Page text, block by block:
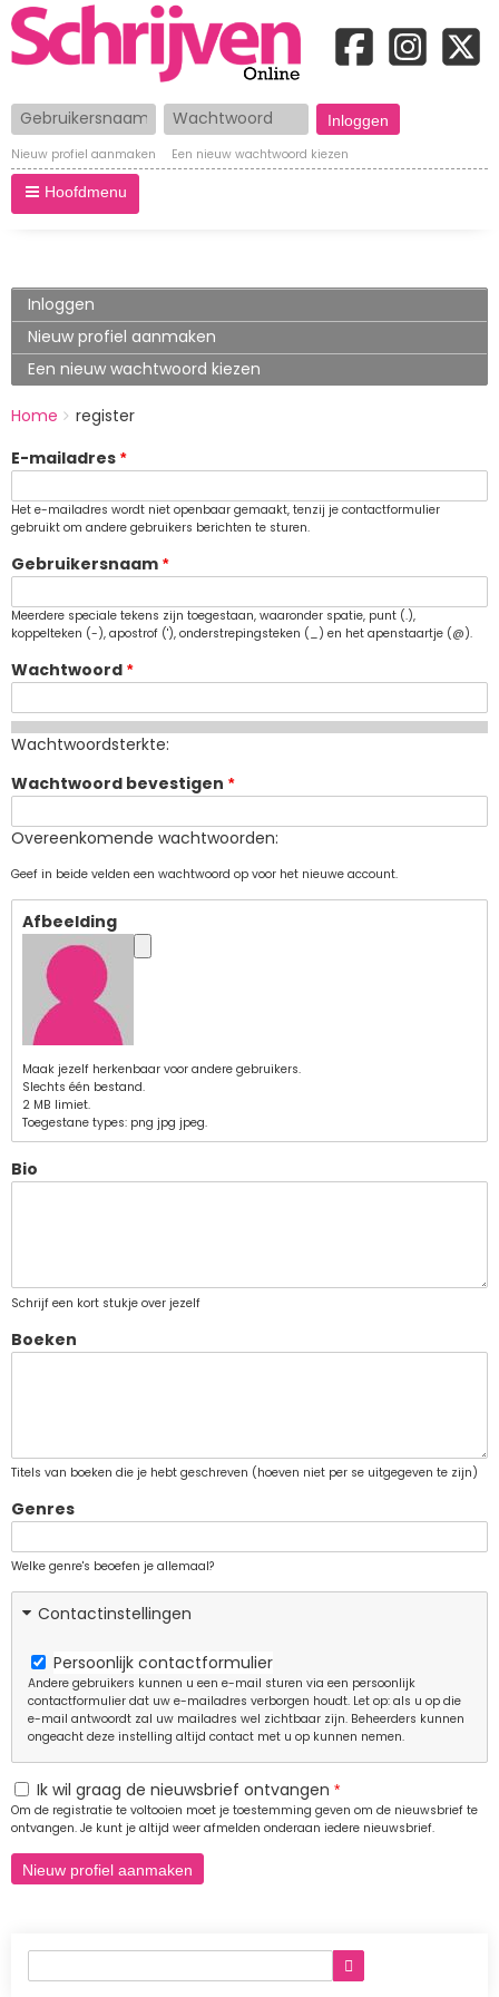
Gebruikersnaam Wachtwoord
Nieuw profiel aanmaken Een nieuw wachtwoord kiezen
Hoofdmenu
Primary
tabs
Inloggen
Nieuw profiel aanmaken
tabblad)
Een nieuw wachtwoord kiezen
BREADCRUMBS
You
here:
Home
register
E-mailadres
Het e-mailadres wordt niet openbaar gemaakt, tenzij je contactformulier
gebruikt om andere gebruikers berichten te sturen.
Gebruikersnaam
Meerdere speciale tekens zijn toegestaan, waaronder spatie, punt (.),
koppelteken (-), apostrof ('), onderstrepingsteken (_) en het apenstaartje (@).
Wachtwoord
Wachtwoordsterkte:
Wachtwoord bevestigen
Overeenkomende wachtwoorden:
Geef in beide velden een wachtwoord op voor het nieuwe account.
Afbeelding
Maak jezelf herkenbaar voor andere gebruikers.
Slechts één bestand.
2 MB limiet.
Toegestane types: png jpg jpeg.
Bio
Schrijf een kort stukje over jezelf
Boeken
Titels van boeken die je hebt geschreven (hoeven niet per se uitgegeven te zijn)
Genres
Welke genre's beoefen je allemaal?
Contactinstellingen
Persoonlijk contactformulier
Andere gebruikers kunnen u een e-mail sturen via een persoonlijk
contactformulier dat uw e-mailadres verborgen houdt. Let op: als u op die
e-mail antwoordt zal uw mailadres wel zichtbaar zijn. Beheerders kunnen
ongeacht deze instelling altijd contact met u op kunnen nemen.
Ik wil graag de nieuwsbrief ontvangen
Om de registratie te voltooien moet je toestemming geven om de nieuwsbrief te
ontvangen. Je kunt je altijd weer afmelden onderaan iedere nieuwsbrief.